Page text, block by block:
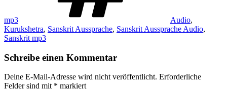
mp3 Audio,
Kurukshetra, Sanskrit Aussprache, Sanskrit Aussprache Audio,
Sanskrit mp3
Schreibe einen Kommentar
Deine E-Mail-Adresse wird nicht veröffentlicht. Erforderliche
Felder sind mit * markiert